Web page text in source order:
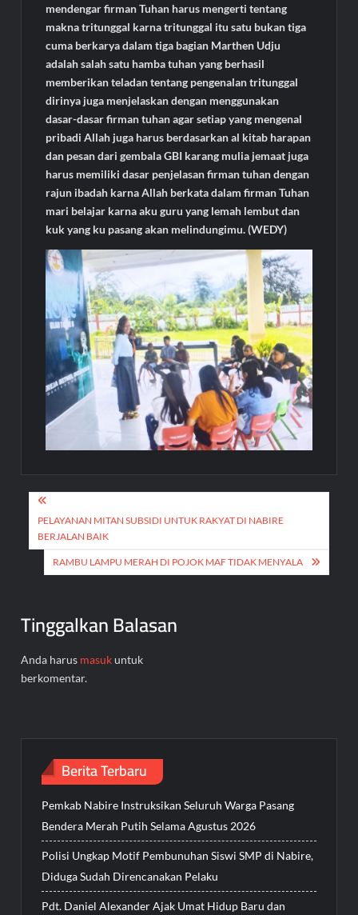
mendengar firman Tuhan harus mengerti tentang
makna tritunggal karna tritunggal itu satu bukan tiga
cuma berkarya dalam tiga bagian Marthen Udju
adalah salah satu hamba tuhan yang berhasil
memberikan teladan tentang pengenalan tritunggal
dirinya juga menjelaskan dengan menggunakan
dasar-dasar firman tuhan agar setiap yang mengenal
pribadi Allah juga harus berdasarkan al kitab harapan
dan pesan dari gembala GBI karang mulia jemaat juga
harus memiliki dasar penjelasan firman tuhan dengan
rajun ibadah karna Allah berkata dalam firman Tuhan
mari belajar karna aku guru yang lemah lembut dan
kuk yang ku pasang akan melindungimu. (WEDY)
Navigasi
pos
PELAYANAN MITAN SUBSIDI UNTUK RAKYAT DI NABIRE
BERJALAN BAIK
RAMBU LAMPU MERAH DI POJOK MAF TIDAK MENYALA
Tinggalkan Balasan
Anda harus masukuntuk
berkomentar.
Berita Terbaru
Pemkab Nabire Instruksikan Seluruh Warga Pasang
Bendera Merah Putih Selama Agustus 2026
Polisi Ungkap Motif Pembunuhan Siswi SMP di Nabire,
Diduga Sudah Direncanakan Pelaku
Pdt. Daniel Alexander Ajak Umat Hidup Baru dan